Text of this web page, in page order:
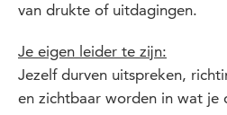
van drukte of uitdagingen.
Je eigen leider te zijn:
Jezelf durven uitspreken,
en zichtbaar worden in wat je